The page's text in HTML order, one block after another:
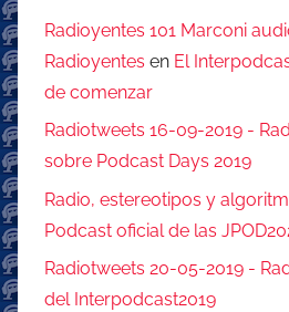
Radioyentes 101 Marconi
Radioyentes en El
de comenzar
Radiotweets 16-09-2019 -
sobre Podcast Days 2019
Radio, estereotipos y
Podcast oficial de las
Radiotweets 20-05-2019 -
del Interpodcast2019